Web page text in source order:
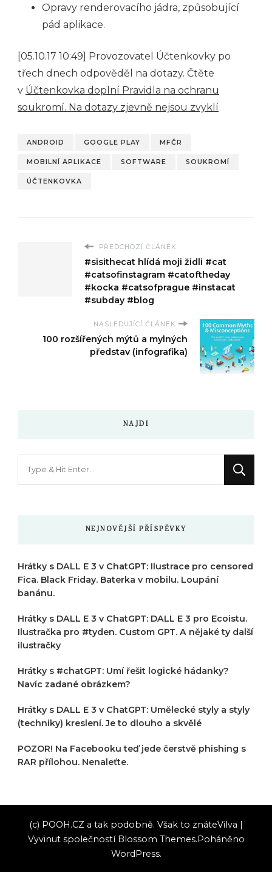
Opravy renderovacího jádra, způsobující
pád aplikace.
[05.10.17 10:49] Provozovatel Účtenkovky po
třech dnech odpověděl na dotazy. Čtěte
v Účtenkovka doplní Pravidla na ochranu
soukromí. Na dotazy zjevně nejsou zvyklí
ANDROID GOOGLE PLAY MFČR
MOBILNÍ APLIKACE SOFTWARE SOUKROMÍ
ÚČTENKOVKA
PŘEDCHOZÍ ČLÁNEK
#sisithecat hlídá moji židli #cat
#catsofinstagram #catoftheday
#kocka #catsofprague #instacat
#subday #blog
NASLEDUJÍCÍ ČLÁNEK
100 rozšířených mýtů a mylných
představ (infografika)
NAJDI
NEJNOVĚJŠÍ PŘÍSPĚVKY
Hrátky s DALL E 3 v ChatGPT: Ilustrace pro censored
Fica. Black Friday. Baterka v mobilu. Loupání
banánu.
Hrátky s DALL E 3 v ChatGPT: DALL E 3 pro Ecoistu.
Ilustračka pro #tyden. Custom GPT. A nějaké ty další
ilustračky
Hrátky s #chatGPT: Umí řešit logické hádanky?
Navíc zadané obrázkem?
Hrátky s DALL E 3 v ChatGPT: Umělecké styly a styly
(techniky) kreslení. Je to dlouho a skvělé
POZOR! Na Facebooku teď jede čerstvě phishing s
RAR přílohou. Nenaleťte.
(c) POOH.CZ a tak podobně. Však to znáteVilva |
Vyvinut společností Blossom Themes.Poháněno
WordPress.